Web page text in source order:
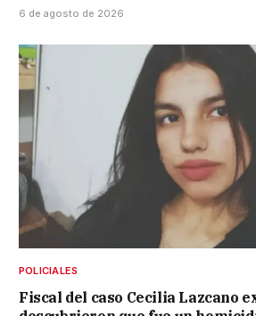
6 de agosto de 2026
POLICIALES
Fiscal del caso Cecilia Lazcano